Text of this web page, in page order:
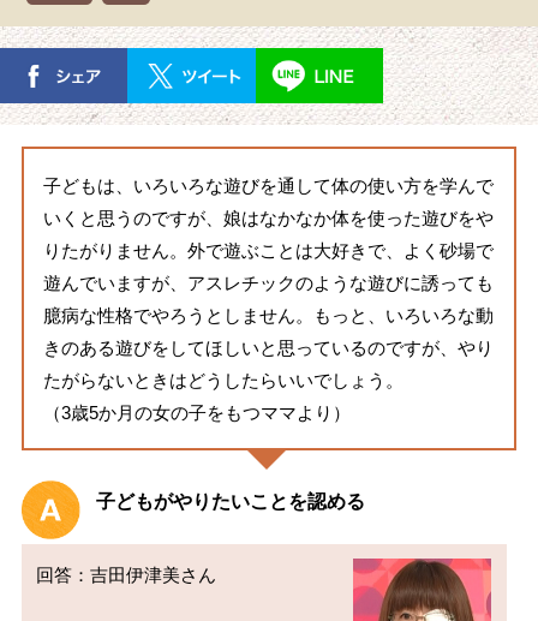
子どもは、いろいろな遊びを通して体の使い方を学んで
いくと思うのですが、娘はなかなか体を使った遊びをや
りたがりません。外で遊ぶことは大好きで、よく砂場で
遊んでいますが、アスレチックのような遊びに誘っても
臆病な性格でやろうとしません。もっと、いろいろな動
きのある遊びをしてほしいと思っているのですが、やり
たがらないときはどうしたらいいでしょう。
（3歳5か月の女の子をもつママより）
子どもがやりたいことを認める
回答：吉田伊津美さん